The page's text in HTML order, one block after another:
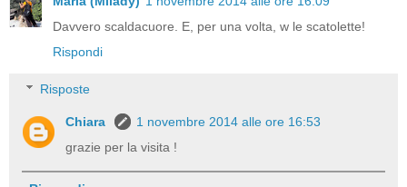
Davvero scaldacuore. E, per una volta, w le scatolette!
Rispondi
Risposte
Chiara
1 novembre 2014 alle ore 16:53
grazie per la visita !